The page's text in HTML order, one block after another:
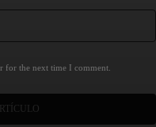
for the next time I comment.